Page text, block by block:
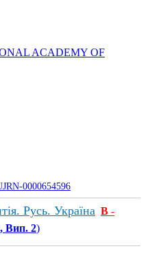
ACADEMY OF
0000654596
Русь. Україна В -
Вип. 2)